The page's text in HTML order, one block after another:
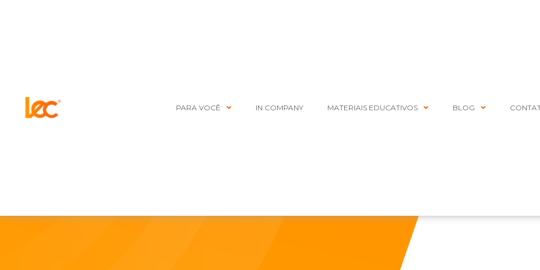
PARA VOCÊ IN COMPANY MATERIAIS EDUCATIVOS BLOG